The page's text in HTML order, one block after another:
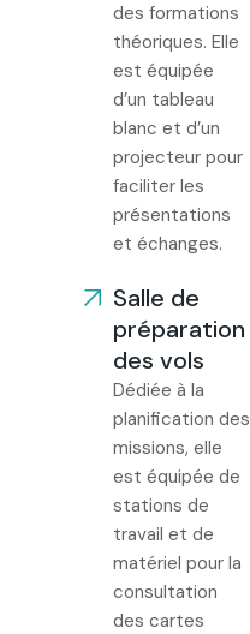
des formations
théoriques. Elle
est équipée
d’un tableau
blanc et d’un
projecteur pour
faciliter les
présentations
et échanges.
Salle de
préparation
des vols
Dédiée à la
planification des
missions, elle
est équipée de
stations de
travail et de
matériel pour la
consultation
des cartes